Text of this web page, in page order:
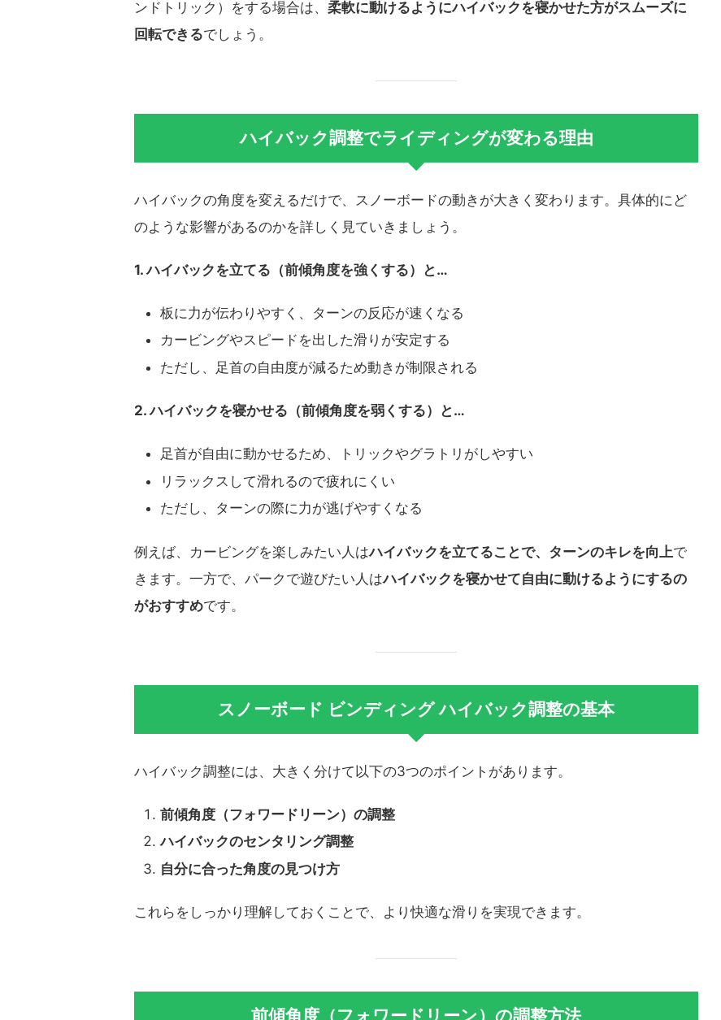
ンドトリック）をする場合は、 柔軟に動けるようにハイバックを寝かせた方がスムーズに
回転できるでしょう。
ハイバック調整でライディングが変わる理由
ハイバックの角度を変えるだけで、スノーボードの動きが大きく変わります。具体的にど
のような影響があるのかを詳しく見ていきましょう。
1. ハイバックを立てる（前傾角度を強くする）と…
板に力が伝わりやすく、ターンの反応が速くなる
カービングやスピードを出した滑りが安定する
ただし、足首の自由度が減るため動きが制限される
2. ハイバックを寝かせる（前傾角度を弱くする）と…
足首が自由に動かせるため、トリックやグラトリがしやすい
リラックスして滑れるので疲れにくい
ただし、ターンの際に力が逃げやすくなる
例えば、カービングを楽しみたい人はハイバックを立てることで、ターンのキレを向上で
きます。一方で、パークで遊びたい人はハイバックを寝かせて自由に動けるようにするの
がおすすめです。
スノーボード ビンディング ハイバック調整の基本
ハイバック調整には、大きく分けて以下の3つのポイントがあります。
前傾角度（フォワードリーン）の調整
ハイバックのセンタリング調整
自分に合った角度の見つけ方
これらをしっかり理解しておくことで、より快適な滑りを実現できます。
前傾角度（フォワードリーン）の調整方法